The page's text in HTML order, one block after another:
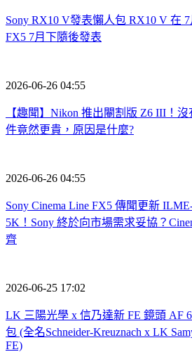
Sony RX10 V發表懶人包 RX10 V 在
FX5 7月下隨後發表
2026-06-26 04:55
【趣聞】Nikon 推出閹割版 Z6 III！
件竟然更貴，原因是什麼?
2026-06-26 04:55
Sony Cinema Line FX5 傳聞更新
5K！Sony 終於向市場需求妥協？
齊
2026-06-25 17:02
LK 三陽光學 x 信乃達新 FE 鏡頭 AF
包 (全名Schneider-Kreuznach x LK
FE)